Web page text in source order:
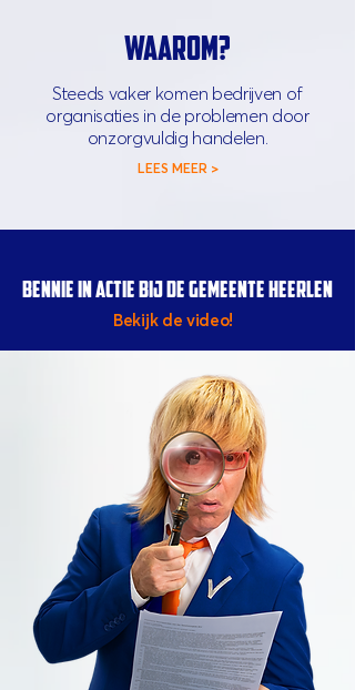
waarom?
Steeds vaker komen bedrijven of
organisaties in de problemen door
onzorgvuldig handelen.
LEES MEER >
BENNIE IN ACTIE BIJ DE GEMEENTE HEERLEN
Bekijk de video!